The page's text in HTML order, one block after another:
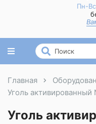
Пн-
Главная
Уголь активированный
Уголь